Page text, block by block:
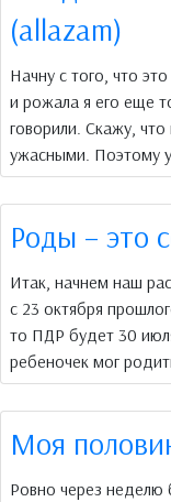
(allazam)
Начну с того, что
и рожала я его еще
говорили. Скажу,
ужасными. Поэтому
Роды – это
Итак, начнем наш
с 23 октября
то ПДР будет 30
ребеночек мог
Моя
Ровно через